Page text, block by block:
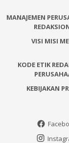
MANAJEMEN
VISI MISI
KODE ETIK
KEBIJAKAN